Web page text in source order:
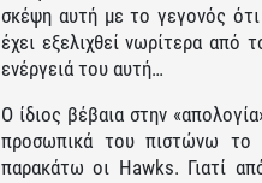
σκέψη αυτή με το γεγονός
έχει εξελιχθεί νωρίτερα από
ενέργειά του αυτή…
Ο ίδιος βέβαια στην
προσωπικά του πιστώνω το
παρακάτω οι Hawks. Γιατί